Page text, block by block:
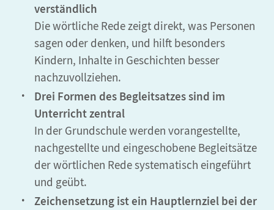
verständlich
Die wörtliche Rede zeigt direkt, was Personen
sagen oder denken, und hilft besonders
Kindern, Inhalte in Geschichten besser
nachzuvollziehen.
Drei Formen des Begleitsatzes sind im
Unterricht zentral
In der Grundschule werden vorangestellte,
nachgestellte und eingeschobene Begleitsätze
der wörtlichen Rede systematisch eingeführt
und geübt.
Zeichensetzung ist ein Hauptlernziel bei der